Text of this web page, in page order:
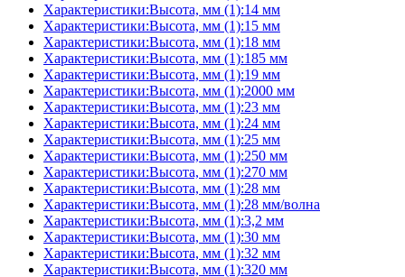
Характеристики:Высота, мм (1):14 мм
Характеристики:Высота, мм (1):15 мм
Характеристики:Высота, мм (1):18 мм
Характеристики:Высота, мм (1):185 мм
Характеристики:Высота, мм (1):19 мм
Характеристики:Высота, мм (1):2000 мм
Характеристики:Высота, мм (1):23 мм
Характеристики:Высота, мм (1):24 мм
Характеристики:Высота, мм (1):25 мм
Характеристики:Высота, мм (1):250 мм
Характеристики:Высота, мм (1):270 мм
Характеристики:Высота, мм (1):28 мм
Характеристики:Высота, мм (1):28 мм/волна
Характеристики:Высота, мм (1):3,2 мм
Характеристики:Высота, мм (1):30 мм
Характеристики:Высота, мм (1):32 мм
Характеристики:Высота, мм (1):320 мм